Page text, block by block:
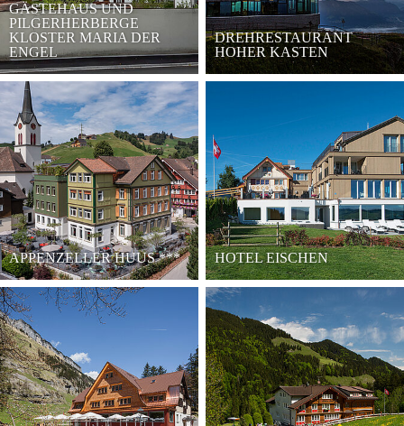
GÄSTEHAUS UND
PILGERHERBERGE
KLOSTER MARIA DER
ENGEL
DREHRESTAURANT
HOHER KASTEN
APPENZELLER HUUS*** HOTEL EISCHEN